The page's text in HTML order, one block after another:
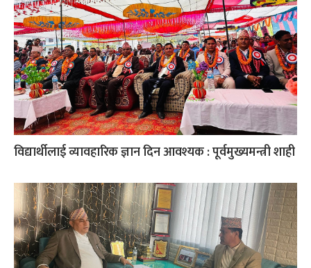
विद्यार्थीलाई व्यावहारिक ज्ञान दिन आवश्यक : पूर्वमुख्यमन्त्री शाही